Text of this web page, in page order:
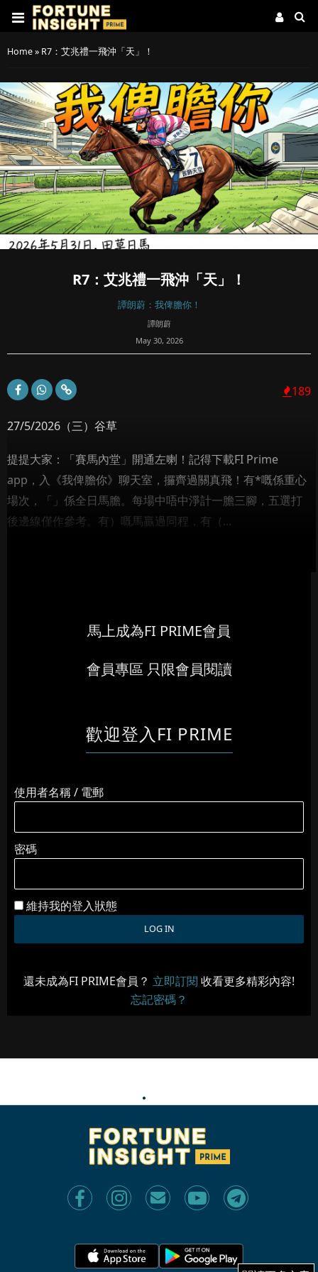
Home» R7：艾兆禮一飛沖「天」！
R7：艾兆禮一飛沖「天」！
譚朗蔚：我俾膽你！
譚朗蔚
May 30, 2026
189
27/5/2026（三）谷草
提提大家：「賽馬內堂」開通左喇！記得下載FI Prime
app，入《我俾膽你》聊天室，攞齊過關真飛！有*嘅係重心
場次，「」係全日馬膽。每場中唔中淨計一膽三腳，五選打
後邊線僅作參考。有）嘅馬贏過同程，有（...
馬上成為FI PRIME會員
會員專區 只限會員閱讀
歡迎登入FI PRIME
使用者名稱 / 電郵
密碼
維持我的登入狀態
還未成為FI PRIME會員？ 立即訂閱 收看更多精彩內容!
忘記密碼？
R5：潘頓「金」身不敗！